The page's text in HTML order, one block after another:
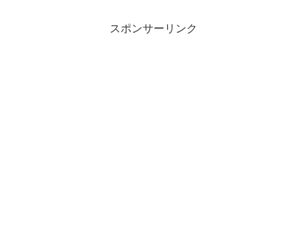
供します。
スポンサーリンク